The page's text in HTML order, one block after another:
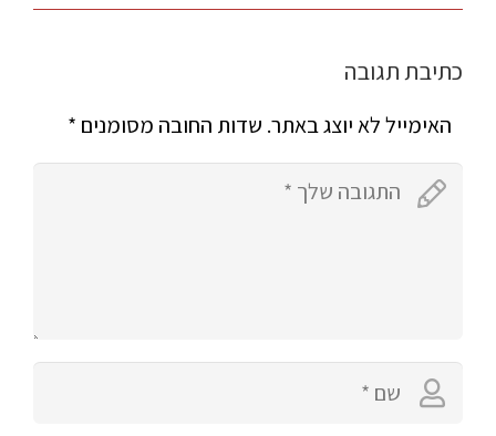
כתיבת תגובה
האימייל לא יוצג באתר. שדות החובה מסומנים *